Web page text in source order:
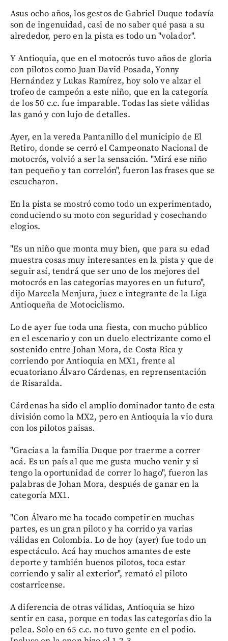
Asus ocho años, los gestos de Gabriel Duque todavía
son de ingenuidad, casi de no saber qué pasa a su
alrededor, pero en la pista es todo un "volador".
Y Antioquia, que en el motocrós tuvo años de gloria
con pilotos como Juan David Posada, Yonny
Hernández y Lukas Ramírez, hoy solo ve alzar el
trofeo de campeón a este niño, que en la categoría
de los 50 c.c. fue imparable. Todas las siete válidas
las ganó y con lujo de detalles.
Ayer, en la vereda Pantanillo del municipio de El
Retiro, donde se cerró el Campeonato Nacional de
motocrós, volvió a ser la sensación. "Mirá ese niño
tan pequeño y tan correlón", fueron las frases que se
escucharon.
En la pista se mostró como todo un experimentado,
conduciendo su moto con seguridad y cosechando
elogios.
"Es un niño que monta muy bien, que para su edad
muestra cosas muy interesantes en la pista y que de
seguir así, tendrá que ser uno de los mejores del
motocrós en las categorías mayores en un futuro",
dijo Marcela Menjura, juez e integrante de la Liga
Antioqueña de Motociclismo.
Lo de ayer fue toda una fiesta, con mucho público
en el escenario y con un duelo electrizante como el
sostenido entre Johan Mora, de Costa Rica y
corriendo por Antioquia en MX1, frente al
ecuatoriano Álvaro Cárdenas, en reprensentación
de Risaralda.
Cárdenas ha sido el amplio dominador tanto de esta
división como la MX2, pero en Antioquia la vio dura
con los pilotos paisas.
"Gracias a la familia Duque por traerme a correr
acá. Es un país al que me gusta mucho venir y si
tengo la oportunidad de correr lo hago", fueron las
palabras de Johan Mora, después de ganar en la
categoría MX1.
"Con Álvaro me ha tocado competir en muchas
partes, es un gran piloto y ha corrido ya varias
válidas en Colombia. Lo de hoy (ayer) fue todo un
espectáculo. Acá hay muchos amantes de este
deporte y también buenos pilotos, toca estar
corriendo y salir al exterior", remató el piloto
costarricense.
A diferencia de otras válidas, Antioquia se hizo
sentir en casa, porque en todas las categorías dio la
pelea. Solo en 65 c.c. no tuvo gente en el podio.